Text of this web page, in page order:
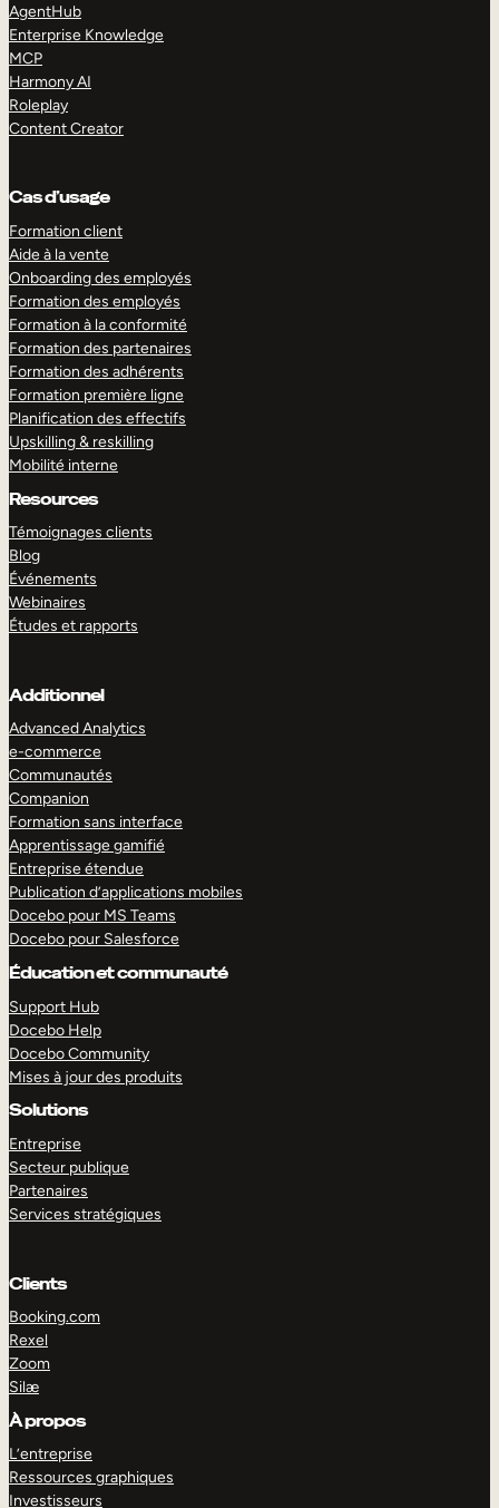
AgentHub
Enterprise Knowledge
MCP
Harmony AI
Roleplay
Content Creator
Cas d’usage
Formation client
Aide à la vente
Onboarding des employés
Formation des employés
Formation à la conformité
Formation des partenaires
Formation des adhérents
Formation première ligne
Planification des effectifs
Upskilling & reskilling
Mobilité interne
Resources
Témoignages clients
Blog
Événements
Webinaires
Études et rapports
Additionnel
Advanced Analytics
e-commerce
Communautés
Companion
Formation sans interface
Apprentissage gamifié
Entreprise étendue
Publication d’applications mobiles
Docebo pour MS Teams
Docebo pour Salesforce
Éducation et communauté
Support Hub
Docebo Help
Docebo Community
Mises à jour des produits
Solutions
Entreprise
Secteur publique
Partenaires
Services stratégiques
Clients
Booking.com
Rexel
Zoom
Silæ
À propos
L’entreprise
Ressources graphiques
Investisseurs